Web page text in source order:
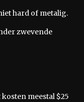
hard of metalig.
zwevende
meestal $25